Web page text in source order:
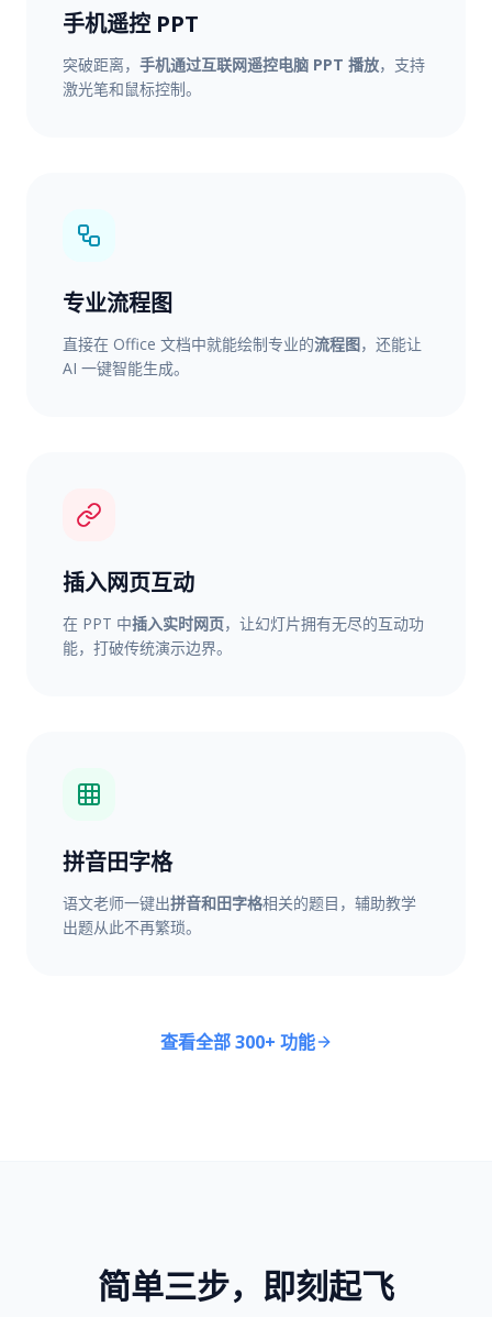
手机遥控 PPT
突破距离， 手机通过互联网遥控电脑 PPT 播放，支持
激光笔和鼠标控制。
专业流程图
直接在 Office 文档中就能绘制专业的流程图，还能让
AI 一键智能生成。
插入网页互动
在 PPT 中插入实时网页，让幻灯片拥有无尽的互动功
能，打破传统演示边界。
拼音田字格
语文老师一键出拼音和田字格相关的题目，辅助教学
出题从此不再繁琐。
查看全部 300+ 功能
简单三步，即刻起飞